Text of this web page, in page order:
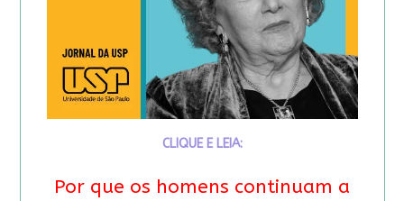
CLIQUE E LEIA:
Por que os homens continuam a